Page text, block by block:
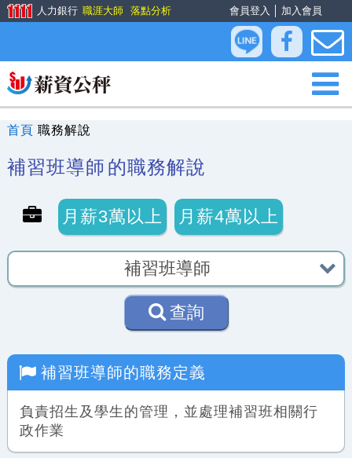
會員登入 加入會員
人力銀行 職涯大師 落點分析
首頁 職務解說
補習班導師 的職務解說
月薪3萬以上 月薪4萬以上
查詢
補習班導師的職務定義
負責招生及學生的管理，並處理補習班相關行
政作業